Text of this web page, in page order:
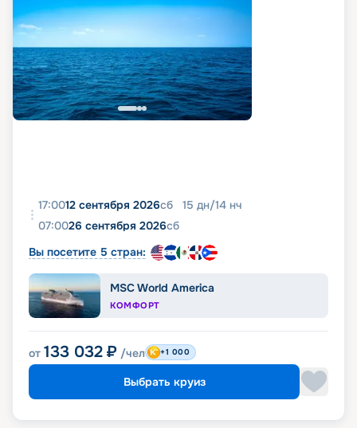
17:0012 сентября 2026сб 15 дн/14 нч
07:0026 сентября 2026сб
Вы посетите 5 стран:
MSC World America
КОМФОРТ
от 133 032 ₽ /чел +1 000
Выбрать круиз